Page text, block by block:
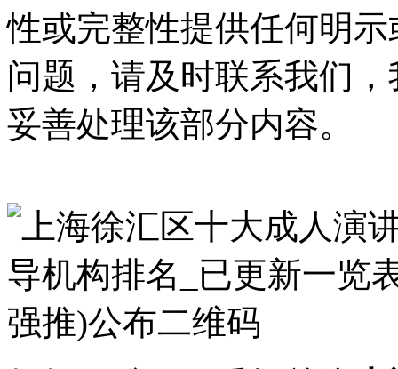
性或完整性提供任何明
问题，请及时联系我们
妥善处理该部分内容。